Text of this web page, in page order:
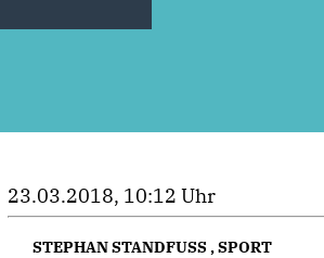
23.03.2018, 10:12 Uhr
STEPHAN STANDFUSS ,SPORT